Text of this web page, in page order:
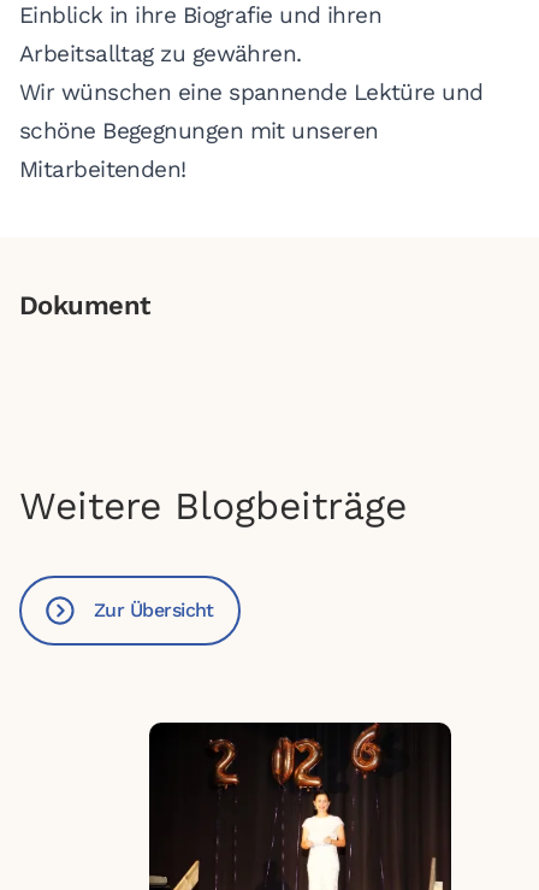
Einblick in ihre Biografie und ihren
Arbeitsalltag zu gewähren.
Wir wünschen eine spannende Lektüre und
schöne Begegnungen mit unseren
Mitarbeitenden!
Dokument
Weitere Blogbeiträge
Zur Übersicht